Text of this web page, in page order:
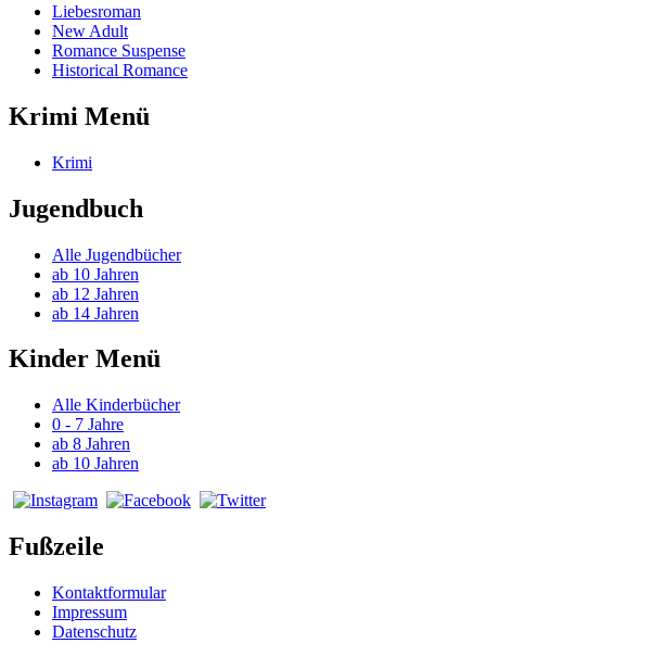
Liebesroman
New Adult
Romance Suspense
Historical Romance
Krimi Menü
Krimi
Jugendbuch
Alle Jugendbücher
ab 10 Jahren
ab 12 Jahren
ab 14 Jahren
Kinder Menü
Alle Kinderbücher
0 - 7 Jahre
ab 8 Jahren
ab 10 Jahren
Fußzeile
Kontaktformular
Impressum
Datenschutz